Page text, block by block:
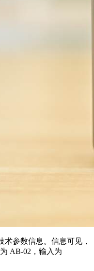
参数信息。信息可见，
AB-02，输入为